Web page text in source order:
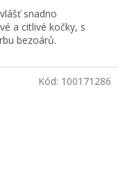
snadno
a citlivé kočky, s
bezoárů.
Kód: 100171286